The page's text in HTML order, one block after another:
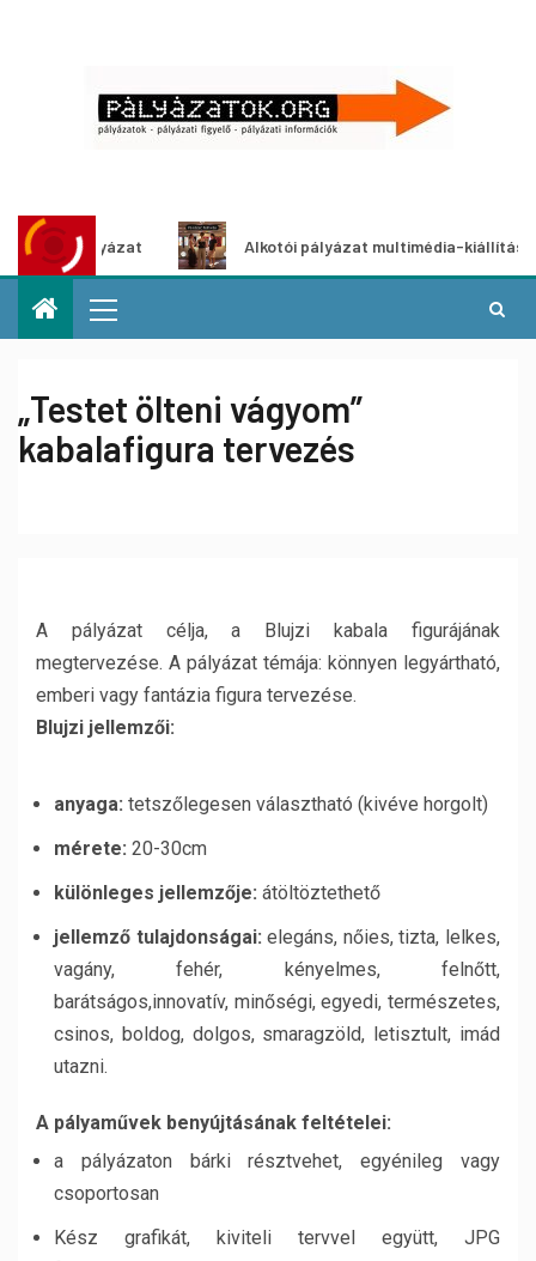
Alkotói pályázat multimédia-kiállításhoz
„Testet ölteni vágyom”
kabalafigura tervezés
A pályázat célja, a Blujzi kabala figurájának
megtervezése. A pályázat témája: könnyen legyártható,
emberi vagy fantázia figura tervezése.
Blujzi jellemzői:
anyaga: tetszőlegesen választható (kivéve horgolt)
mérete: 20-30cm
különleges jellemzője: átöltöztethető
jellemző tulajdonságai: elegáns, nőies, tizta, lelkes,
vagány, fehér, kényelmes, felnőtt,
barátságos,innovatív, minőségi, egyedi, természetes,
csinos, boldog, dolgos, smaragzöld, letisztult, imád
utazni.
A pályaművek benyújtásának feltételei:
a pályázaton bárki résztvehet, egyénileg vagy
csoportosan
Kész grafikát, kiviteli tervvel együtt, JPG